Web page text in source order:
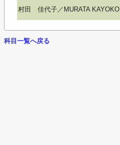
村田 佳代子／MURATA KAYOKO
科目一覧へ戻る